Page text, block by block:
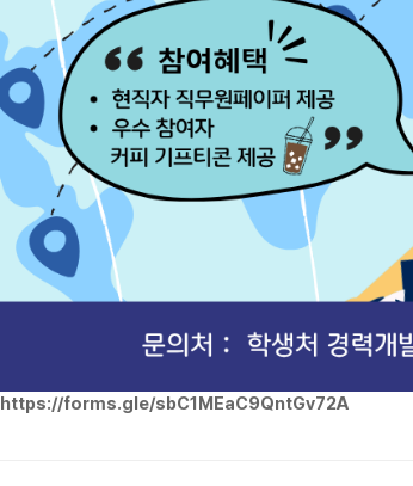
https://forms.gle/sbC1MEaC9QntGv72A